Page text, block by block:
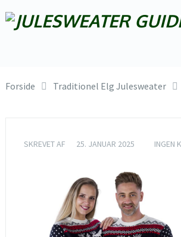
Forside Traditionel Elg Julesweater
SKREVET AF 25. JANUAR 2025 INGEN